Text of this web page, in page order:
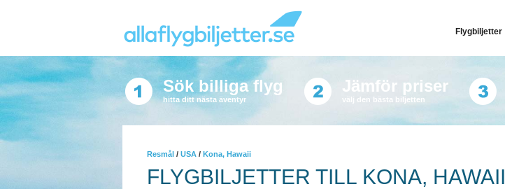
Flygbiljetter
Sök billiga flyg
hitta ditt nästa äventyr
Jämför priser
välj den bästa biljetten
Resmål / USA / Kona, Hawaii
FLYGBILJETTER TILL KONA, HAWAII